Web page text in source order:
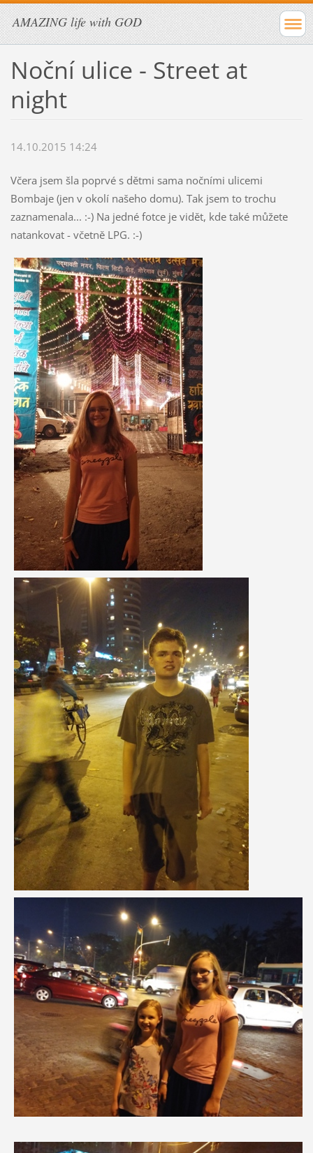
AMAZING life with GOD
Noční ulice - Street at
night
14.10.2015 14:24
Včera jsem šla poprvé s dětmi sama nočními ulicemi
Bombaje (jen v okolí našeho domu). Tak jsem to trochu
zaznamenala... :-) Na jedné fotce je vidět, kde také můžete
natankovat - včetně LPG. :-)